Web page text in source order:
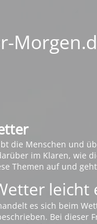
die Menschen und
im Klaren, wie
Themen auf und
leicht
es sich beim
Bei dieser